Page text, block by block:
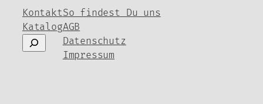
Kontakt
Katalog
Suchen
So findest Du uns
AGB
Datenschutz
Impressum